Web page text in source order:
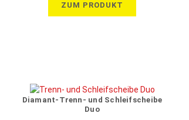
ZUM PRODUKT
Diamant-Trenn- und Schleifscheibe
Duo